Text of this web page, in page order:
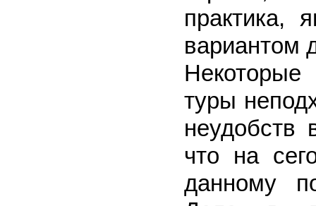
практика,
вариантом
туры
неудобств
что на
данному